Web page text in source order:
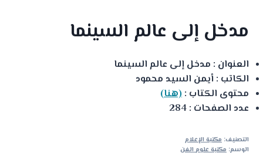
مدخل إلى عالم السينما
العنوان : مدخل إلى عالم السينما
الكاتب : أيمن السيد محمود
محتوى الكتاب : (هنا)
عدد الصفحات : 284
التصنيف: مكتبة الإعلام
الوسم: مكتبة علوم الفن